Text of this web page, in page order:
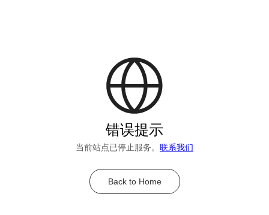
错误提示
当前站点已停止服务。 联系我们
Back to Home